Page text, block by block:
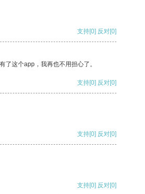
支持[0] 反对[0]
这个app，我再也不用担心了。
支持[0] 反对[0]
支持[0] 反对[0]
支持[0] 反对[0]